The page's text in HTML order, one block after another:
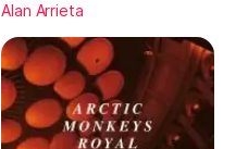
Alan Arrieta